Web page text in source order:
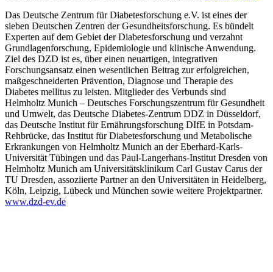
Das Deutsche Zentrum für Diabetesforschung e.V. ist eines der
sieben Deutschen Zentren der Gesundheitsforschung. Es bündelt
Experten auf dem Gebiet der Diabetesforschung und verzahnt
Grundlagenforschung, Epidemiologie und klinische Anwendung.
Ziel des DZD ist es, über einen neuartigen, integrativen
Forschungsansatz einen wesentlichen Beitrag zur erfolgreichen,
maßgeschneiderten Prävention, Diagnose und Therapie des
Diabetes mellitus zu leisten. Mitglieder des Verbunds sind
Helmholtz Munich – Deutsches Forschungszentrum für Gesundheit
und Umwelt, das Deutsche Diabetes-Zentrum DDZ in Düsseldorf,
das Deutsche Institut für Ernährungsforschung DIfE in Potsdam-
Rehbrücke, das Institut für Diabetesforschung und Metabolische
Erkrankungen von Helmholtz Munich an der Eberhard-Karls-
Universität Tübingen und das Paul-Langerhans-Institut Dresden von
Helmholtz Munich am Universitätsklinikum Carl Gustav Carus der
TU Dresden, assoziierte Partner an den Universitäten in Heidelberg,
Köln, Leipzig, Lübeck und München sowie weitere Projektpartner.
www.dzd-ev.de